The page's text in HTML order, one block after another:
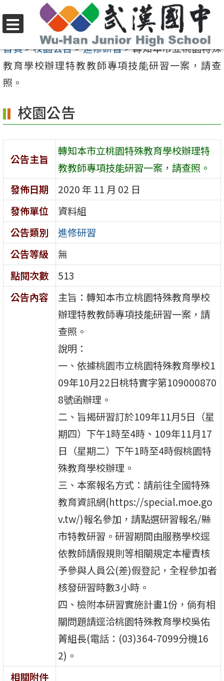
至
要
內
區
選
單
首頁>校園公告>進修研習>轉知本市立桃園特殊
教育學校辦理特教教師專項技能研習一案，請查
照。
校園公告
公告主旨
轉知本市立桃園特殊教育學校辦理特
教教師專項技能研習一案，請查照。
發佈日期
2020 年 11 月 02 日
發佈單位
資料組
公告類別
進修研習
公告等級
無
點閱次數
513
公告內容
主旨：轉知本市立桃園特殊教育學校
辦理特教教師專項技能研習一案，請
查照。
說明：
一、依據桃園市立桃園特殊教育學校1
09年10月22日桃特實字第109000870
8號函辦理。
二、旨揭研習訂於109年11月5日（星
期四）下午1時至4時、109年11月17
日（星期二）下午1時至4時假桃園特
殊教育學校辦理。
三、本案報名方式：請前往全國特殊
教育資訊網(https://special.moe.go
v.tw/)報名參加，請點選研習報名/縣
市特教研習。研習期間由服務學校逕
依教師請假規則等相關規定本權責核
予參與人員公(差)假登記，全程參加者
核發研習時數3小時。
四、檢附本研習實施計畫1份，倘有相
關問題請逕洽桃園特殊教育學校吳佑
菁組長(電話：(03)364-7099分機16
2)。
相關附件